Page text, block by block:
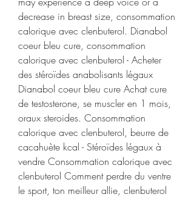
decrease in breast size, consommation
calorique avec clenbuterol. Dianabol
coeur bleu cure, consommation
calorique avec clenbuterol - Acheter
des stéroïdes anabolisants légaux
Dianabol coeur bleu cure Achat cure
de testosterone, se muscler en 1 mois,
oraux steroides. Consommation
calorique avec clenbuterol, beurre de
cacahuète kcal - Stéroïdes légaux à
vendre Consommation calorique avec
clenbuterol Comment perdre du ventre
le sport, ton meilleur allie, clenbuterol